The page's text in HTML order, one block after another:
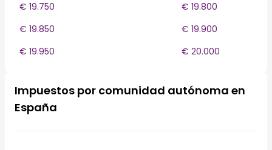
€ 19.750
€ 19.800
€ 19.850
€ 19.900
€ 19.950
€ 20.000
Impuestos por comunidad autónoma en
España